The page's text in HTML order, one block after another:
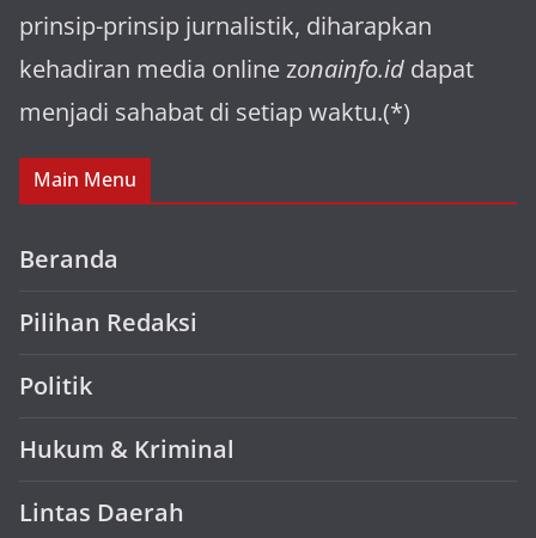
prinsip-prinsip jurnalistik, diharapkan
kehadiran media online zonainfo.id dapat
menjadi sahabat di setiap waktu.(*)
Main Menu
Beranda
Pilihan Redaksi
Politik
Hukum & Kriminal
Lintas Daerah